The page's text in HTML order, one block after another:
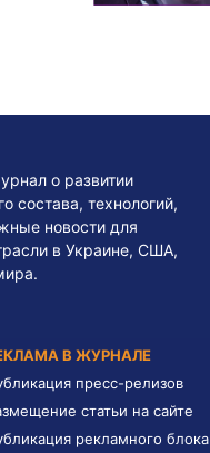
о развитии
состава, технологий,
новости для
в Украине, США,
В ЖУРНАЛЕ
пресс-релизов
статьи на сайте
рекламного блока